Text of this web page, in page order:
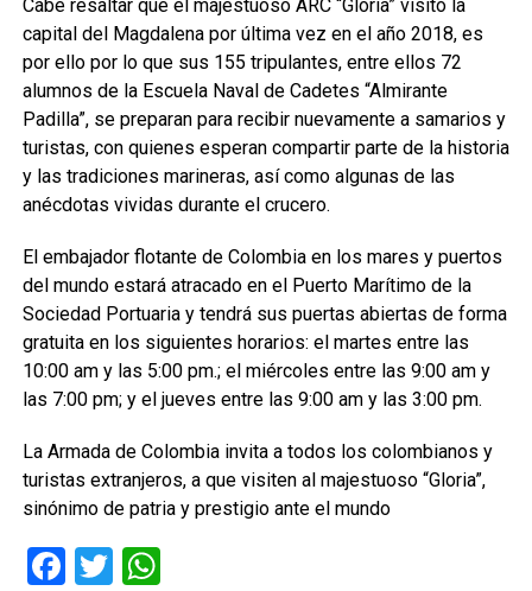
Cabe resaltar que el majestuoso ARC “Gloria” visitó la
capital del Magdalena por última vez en el año 2018, es
por ello por lo que sus 155 tripulantes, entre ellos 72
alumnos de la Escuela Naval de Cadetes “Almirante
Padilla”, se preparan para recibir nuevamente a samarios y
turistas, con quienes esperan compartir parte de la historia
y las tradiciones marineras, así como algunas de las
anécdotas vividas durante el crucero.
El embajador flotante de Colombia en los mares y puertos
del mundo estará atracado en el Puerto Marítimo de la
Sociedad Portuaria y tendrá sus puertas abiertas de forma
gratuita en los siguientes horarios: el martes entre las
10:00 am y las 5:00 pm.; el miércoles entre las 9:00 am y
las 7:00 pm; y el jueves entre las 9:00 am y las 3:00 pm.
La Armada de Colombia invita a todos los colombianos y
turistas extranjeros, a que visiten al majestuoso “Gloria”,
sinónimo de patria y prestigio ante el mundo
Facebook
TwitterWhatsApp